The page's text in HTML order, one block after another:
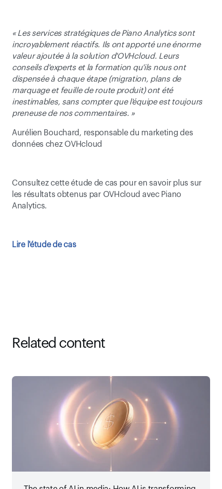
« Les services stratégiques de Piano Analytics sont
incroyablement réactifs. Ils ont apporté une énorme
valeur ajoutée à la solution d'OVHcloud. Leurs
conseils d'experts et la formation qu'ils nous ont
dispensée à chaque étape (migration, plans de
marquage et feuille de route produit) ont été
inestimables, sans compter que l'équipe est toujours
preneuse de nos commentaires. »
Aurélien Bouchard, responsable du marketing des
données chez OVHcloud
Consultez cette étude de cas pour en savoir plus sur
les résultats obtenus par OVHcloud avec Piano
Analytics.
Lire l'étude de cas
Related content